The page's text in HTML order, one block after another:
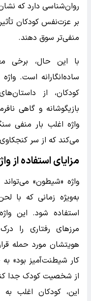
روان‌شناسی دارد که
بر عزت‌نفس کودکان
منفی‌تر سوق دهند.
با این حال، برخی
ساده‌انگارانه است.
کودکان، از
بازیگوشانه و گاهی
واژه اغلب بار منفی
می‌کند که از سر
مزایای استفاده از
واژه «شیطون» می‌تواند
به‌ویژه زمانی که با
استفاده شود. این
مرزهای رفتاری را
هویتشان مورد حمله
کار شیطنت‌آمیز بود»
از شخصیت کودک جدا
این، کودکان اغلب